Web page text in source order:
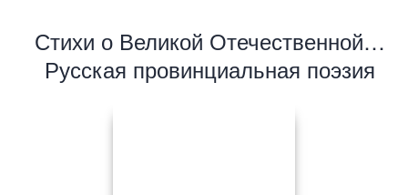
Стихи о Великой Отечественной…
Русская провинциальная поэзия